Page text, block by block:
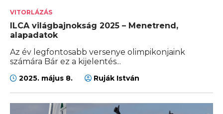
VITORLÁZÁS
ILCA világbajnokság 2025 – Menetrend,
alapadatok
Az év legfontosabb versenye olimpikonjaink
számára Bár ez a kijelentés...
2025. május 8. Ruják István